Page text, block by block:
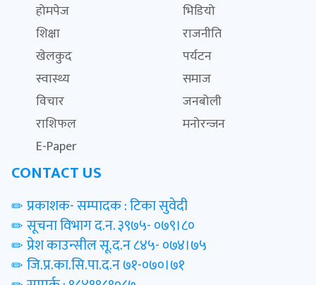
होमपेज
भिडियो
शिक्षा
राजनीति
खेलकुद
पर्यटन
स्वास्थ्य
समाज
विचार
जनबोली
राशिफल
मनोरन्जन
E-Paper
CONTACT US
प्रकाशक- सम्पादक : टिका सुवेदी
सूचना विभाग द.न. ३९७५- ०७९।८०
प्रेश काउन्सील सू.द.न ८४५- ०७४।७५
जि.प्र.का.सि.पा.द.न ७१-०७०।७१